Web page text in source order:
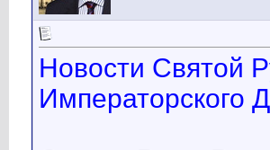
Новости Святой
Императорского